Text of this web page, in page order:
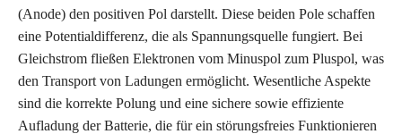
(Anode) den positiven Pol darstellt. Diese beiden Pole schaffen
eine Potentialdifferenz, die als Spannungsquelle fungiert. Bei
Gleichstrom fließen Elektronen vom Minuspol zum Pluspol, was
den Transport von Ladungen ermöglicht. Wesentliche Aspekte
sind die korrekte Polung und eine sichere sowie effiziente
Aufladung der Batterie, die für ein störungsfreies Funktionieren